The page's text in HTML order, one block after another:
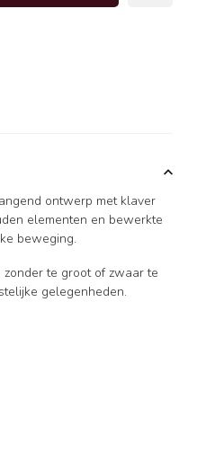
ontwerp met klaver
elementen en bewerkte
beweging.
te groot of zwaar te
gelegenheden.